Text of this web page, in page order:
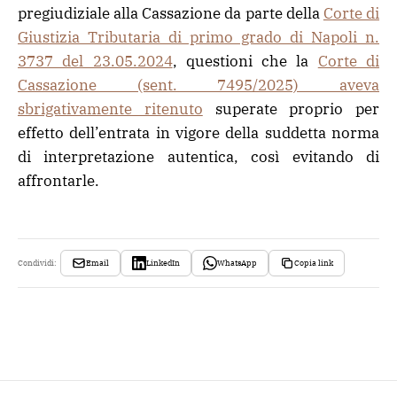
pregiudiziale alla Cassazione da parte della Corte di
Giustizia Tributaria di primo grado di Napoli n.
3737 del 23.05.2024, questioni che la Corte di
Cassazione (sent. 7495/2025) aveva
sbrigativamente ritenuto superate proprio per
effetto dell’entrata in vigore della suddetta norma
di interpretazione autentica, così evitando di
affrontarle.
Condividi: Email LinkedIn WhatsApp Copia link